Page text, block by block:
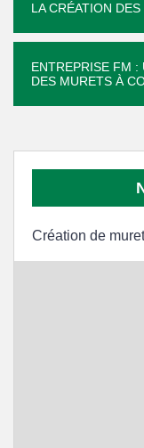
LA CRÉATION
ENTREPRISE FM :
DES MURETS À
Création de